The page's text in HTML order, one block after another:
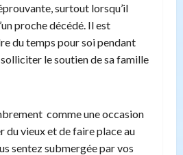
surtout lorsqu’il
proche décédé. Il est
du temps pour soi pendant
le soutien de sa famille
comme une occasion
du vieux et de faire place au
sentez submergée par vos